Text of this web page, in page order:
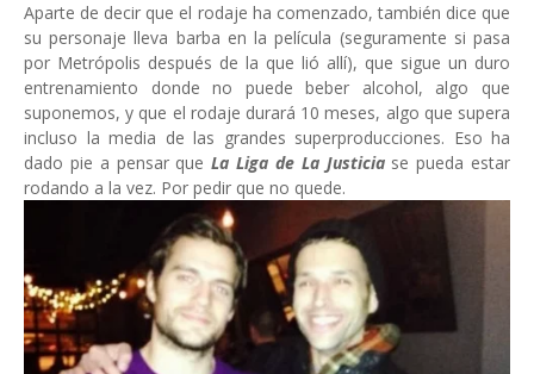
Aparte de decir que el rodaje ha comenzado, también dice que
su personaje lleva barba en la película (seguramente si pasa
por Metrópolis después de la que lió allí), que sigue un duro
entrenamiento donde no puede beber alcohol, algo que
suponemos, y que el rodaje durará 10 meses, algo que supera
incluso la media de las grandes superproducciones. Eso ha
dado pie a pensar queLa Liga de La Justiciase pueda estar
rodando a la vez. Por pedir que no quede.